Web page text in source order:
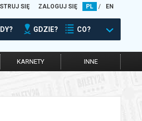
SIĘ ZALOGUJ SIĘ PL / EN
GDZIE? CO?
KARNETY INNE